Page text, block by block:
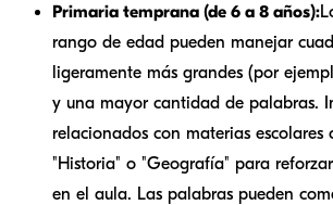
Primaria temprana (de 6 a 8 años):
rango de edad pueden manejar
ligeramente más grandes (por
y una mayor cantidad de palabras.
relacionados con materias escolares
"Historia" o "Geografía" para
en el aula. Las palabras pueden